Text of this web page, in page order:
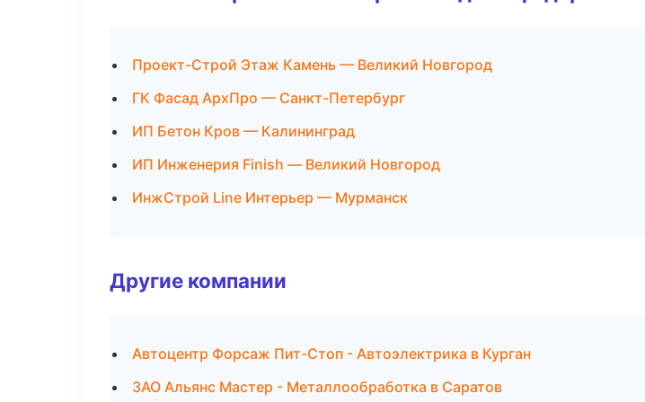
Проект-Строй Этаж Камень — Великий Новгород
ГК Фасад АрхПро — Санкт-Петербург
ИП Бетон Кров — Калининград
ИП Инженерия Finish — Великий Новгород
ИнжСтрой Line Интерьер — Мурманск
Другие компании
Автоцентр Форсаж Пит-Стоп - Автоэлектрика в Курган
ЗАО Альянс Мастер - Металлообработка в Саратов